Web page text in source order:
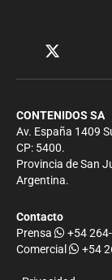
CONTENIDOS SA
Av. España 1409
CP: 5400.
Provincia de San
Argentina.
Contacto
Prensa
+54
Comercial
+54